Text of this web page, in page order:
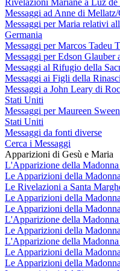
Messaggi ad Anne di
Messaggi per Maria relativi
Germania
Messaggi per Marcos Tadeu
Messaggi per Edson
Messaggi al Rifugio della
Messaggi ai Figli della
Messaggi a John Leary di
Stati Uniti
Messaggi per Maureen
Stati Uniti
Messaggi da fonti diverse
Cerca i Messaggi
Apparizioni di Gesù e Maria
L'Apparizione della
Le Apparizioni della
Le Rivelazioni a Santa
Le Apparizioni della
Le Apparizioni della
L'Apparizione della Madonna
Le Apparizioni della
L'Apparizione della
Le Apparizioni della
Le Apparizioni della